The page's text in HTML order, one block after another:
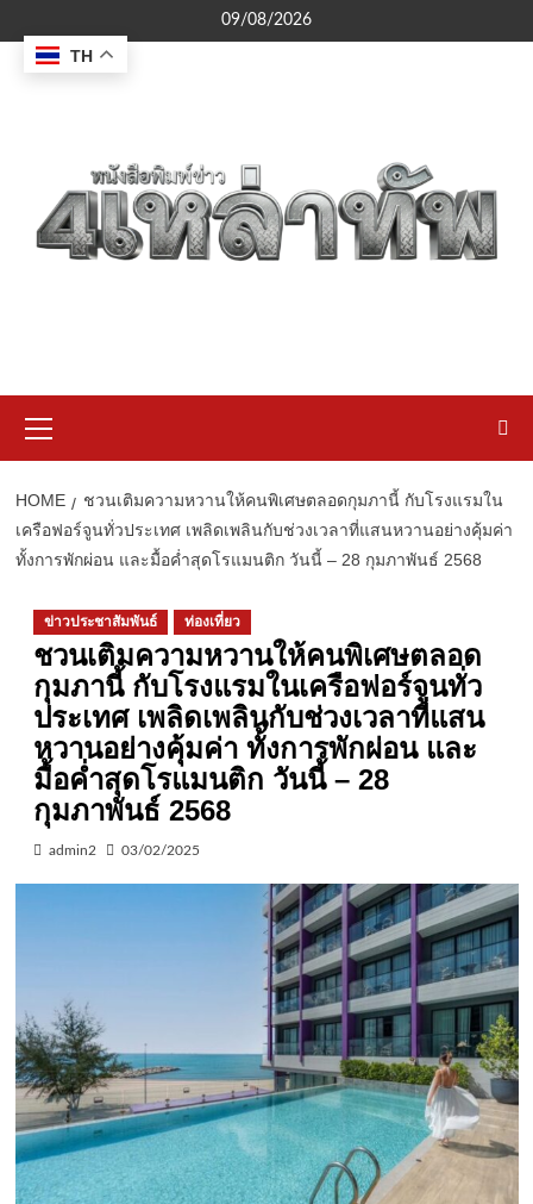
to
content
09/08/2026
Menu
HOME
ชวนเติมความหวานให้คนพิเศษตลอดกุมภานี้ กับโรงแรมใน
เครือฟอร์จูนทั่วประเทศ เพลิดเพลินกับช่วงเวลาที่แสนหวานอย่างคุ้มค่า
ทั้งการพักผ่อน และมื้อค่ำสุดโรแมนติก วันนี้ – 28 กุมภาพันธ์ 2568
ข่าวประชาสัมพันธ์ ท่องเที่ยว
ชวนเติมความหวานให้คนพิเศษตลอด
กุมภานี้ กับโรงแรมในเครือฟอร์จูนทั่ว
ประเทศ เพลิดเพลินกับช่วงเวลาที่แสน
หวานอย่างคุ้มค่า ทั้งการพักผ่อน และ
มื้อค่ำสุดโรแมนติก วันนี้ – 28
กุมภาพันธ์ 2568
admin2 03/02/2025
TH